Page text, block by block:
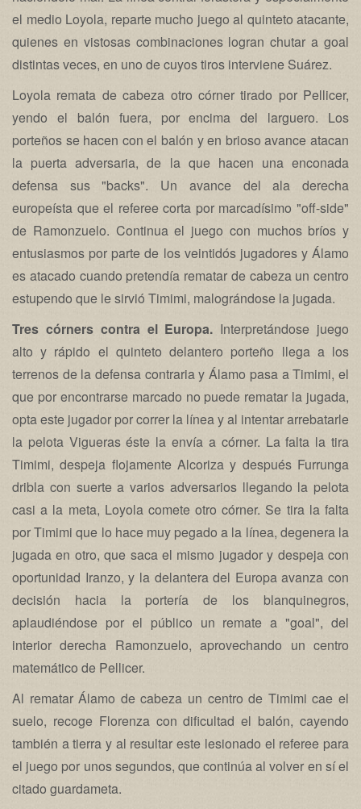
el medio Loyola, reparte mucho juego al quinteto atacante,
quienes en vistosas combinaciones logran chutar a goal
distintas veces, en uno de cuyos tiros interviene Suárez.
Loyola remata de cabeza otro córner tirado por Pellicer,
yendo el balón fuera, por encima del larguero. Los
porteños se hacen con el balón y en brioso avance atacan
la puerta adversaria, de la que hacen una enconada
defensa sus "backs". Un avance del ala derecha
europeísta que el referee corta por marcadísimo "off-side"
de Ramonzuelo. Continua el juego con muchos bríos y
entusiasmos por parte de los veintidós jugadores y Álamo
es atacado cuando pretendía rematar de cabeza un centro
estupendo que le sirvió Timimi, malográndose la jugada.
Tres córners contra el Europa. Interpretándose juego
alto y rápido el quinteto delantero porteño llega a los
terrenos de la defensa contraria y Álamo pasa a Timimi, el
que por encontrarse marcado no puede rematar la jugada,
opta este jugador por correr la línea y al intentar arrebatarle
la pelota Vigueras éste la envía a córner. La falta la tira
Timimi, despeja flojamente Alcoriza y después Furrunga
dribla con suerte a varios adversarios llegando la pelota
casi a la meta, Loyola comete otro córner. Se tira la falta
por Timimi que lo hace muy pegado a la línea, degenera la
jugada en otro, que saca el mismo jugador y despeja con
oportunidad Iranzo, y la delantera del Europa avanza con
decisión hacia la portería de los blanquinegros,
aplaudiéndose por el público un remate a "goal", del
interior derecha Ramonzuelo, aprovechando un centro
matemático de Pellicer.
Al rematar Álamo de cabeza un centro de Timimi cae el
suelo, recoge Florenza con dificultad el balón, cayendo
también a tierra y al resultar este lesionado el referee para
el juego por unos segundos, que continúa al volver en sí el
citado guardameta.